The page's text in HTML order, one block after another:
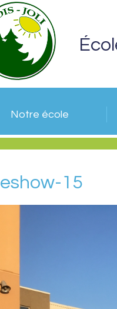
Notre école
15